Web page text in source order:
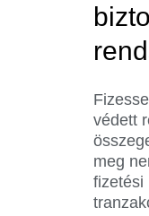
védett
meg
fizetési